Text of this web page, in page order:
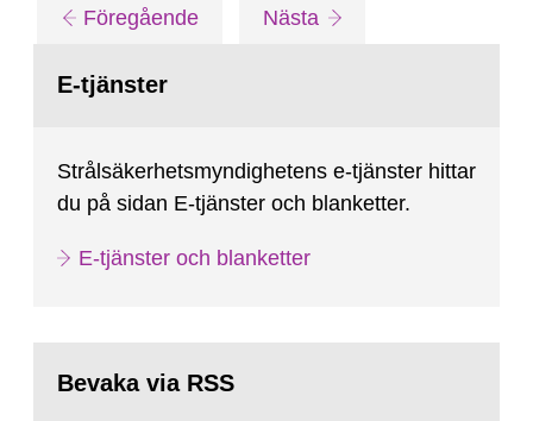
Föregåendesida Nästa sida
E-tjänster
Strålsäkerhetsmyndighetens e-tjänster hittar
du på sidan E-tjänster och blanketter.
E-tjänster och blanketter
Bevaka via RSS